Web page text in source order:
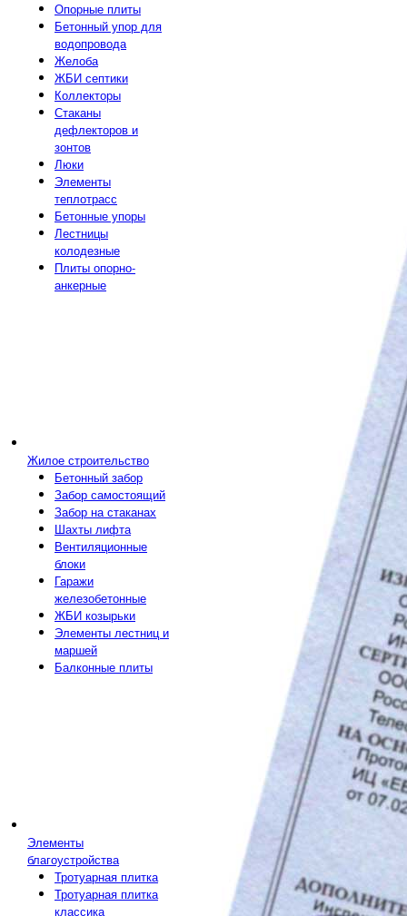
Опорные плиты
Бетонный упор для
водопровода
Желоба
ЖБИ септики
Коллекторы
Стаканы
дефлекторов и
зонтов
Люки
Элементы
теплотрасс
Бетонные упоры
Лестницы
колодезные
Плиты опорно-
анкерные
Жилое строительство
Бетонный забор
Забор самостоящий
Забор на стаканах
Шахты лифта
Вентиляционные
блоки
Гаражи
железобетонные
ЖБИ козырьки
Элементы лестниц и
маршей
Балконные плиты
Элементы
благоустройства
Тротуарная плитка
Тротуарная плитка
классика